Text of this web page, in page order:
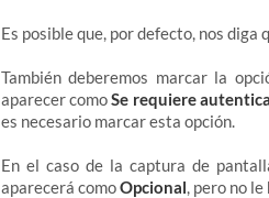
Es posible que, por defecto, nos diga
También deberemos marcar la
aparecer comoSe requiere
es necesario marcar esta opción.
En el caso de la captura de
aparecerá comoOpcional, pero no